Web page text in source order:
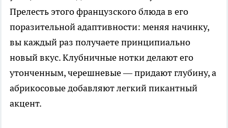
Прелесть этого французского блюда в его
поразительной адаптивности: меняя начинку,
вы каждый раз получаете принципиально
новый вкус. Клубничные нотки делают его
утонченным, черешневые — придают глубину, а
абрикосовые добавляют легкий пикантный
акцент.